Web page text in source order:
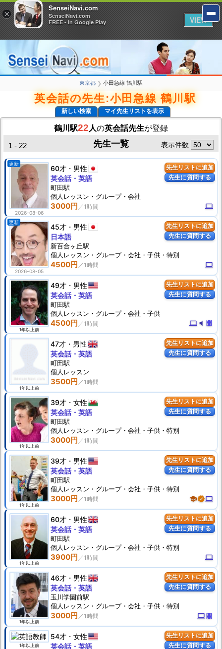
東京都 ❯ 小田急線 鶴川駅
英会話の先生:小田急線 鶴川駅
新しい検索 マイ先生リストを表示
鶴川駅22 人の英会話先生が登録
先生一覧
1 - 22 表示件数
先生リストに追加
先生に質問する
更新
2026-08-06
60才 男性
3000円 computer
英会話・英語
町田駅
個人 レッスン ・グループ・会社
先生リストに追加
先生に質問する
更新
2026-08-05
45才 男性
4500円 computer
日本語
新百合ヶ丘駅
個人 レッスン ・グループ・会社・子供・特別
先生リストに追加
先生に質問する
1年以上前
49才 男性
4500円 computer volume_mute theaters
英会話・英語
町田駅
個人 レッスン ・グループ・会社・子供
先生リストに追加
先生に質問する
1年以上前
47才 男性
3500円
英会話・英語
町田駅
個人 レッスン
先生リストに追加
先生に質問する
1年以上前
39才 女性
3000円
英会話・英語
町田駅
個人 レッスン ・グループ・会社・子供・特別
先生リストに追加
先生に質問する
1年以上前
39才 男性
3000円 schoolverifiedcomputer
英会話・英語
町田駅
個人 レッスン ・グループ・会社・子供・特別
先生リストに追加
先生に質問する
1年以上前
60才 男性
3900円 computer
英会話・英語
町田駅
個人 レッスン ・グループ・会社・子供・特別
先生リストに追加
先生に質問する
1年以上前
46才 男性
3000円 computertheaters
英会話・英語
玉川学園前駅
個人 レッスン ・グループ・会社・子供・特別
先生リストに追加
先生に質問する
1年以上前
54才 女性
英会話・英語
×
SenseiNavi.com
SenseiNavi.com
FREE - In Google Play
VIEW
×
SenseiNavi.com
SenseiNavi.com
FREE - In Google Play
VIEW